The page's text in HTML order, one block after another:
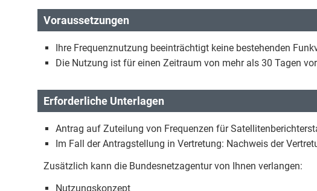
Voraussetzungen
Ihre Frequenznutzung beeinträchtigt keine bestehenden
Die Nutzung ist für einen Zeitraum von mehr als 30 Tagen
Erforderliche Unterlagen
Antrag auf Zuteilung von Frequenzen für
Im Fall der Antragstellung in Vertretung: Nachweis der
Zusätzlich kann die Bundesnetzagentur von Ihnen verlangen:
Nutzungskonzept